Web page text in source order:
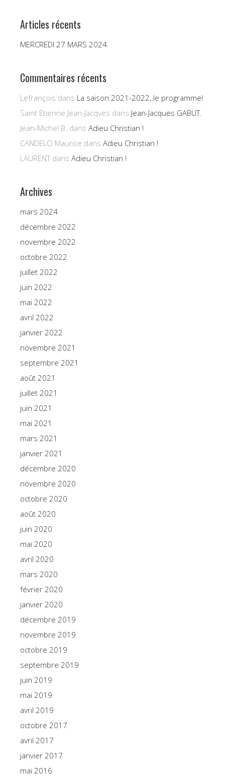
Articles récents
MERCREDI 27 MARS 2024
Commentaires récents
Lefrançois dans La saison 2021-2022, le programme!
Saint Etienne Jean-Jacqves dans Jean-Jacques GABUT.
Jean-Michel B. dans Adieu Christian !
CANDELO Maurice dans Adieu Christian !
LAURENTdans Adieu Christian !
Archives
mars 2024
décembre 2022
novembre 2022
octobre 2022
juillet 2022
juin 2022
mai 2022
avril 2022
janvier 2022
novembre 2021
septembre 2021
août 2021
juillet 2021
juin 2021
mai 2021
mars 2021
janvier 2021
décembre 2020
novembre 2020
octobre 2020
août 2020
juin 2020
mai 2020
avril 2020
mars 2020
février 2020
janvier 2020
décembre 2019
novembre 2019
octobre 2019
septembre 2019
juin 2019
mai 2019
avril 2019
octobre 2017
avril 2017
janvier 2017
mai 2016